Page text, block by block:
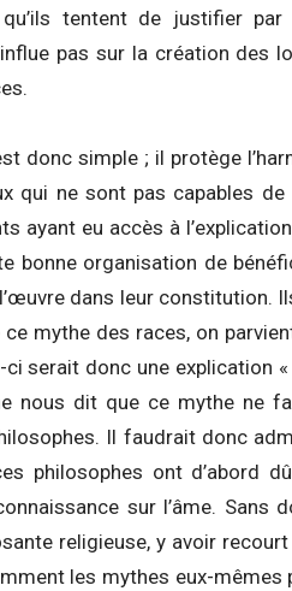
tentent de justifier par
pas sur la création des
donc simple ; il protège
ne sont pas capables de
ayant eu accès à
bonne organisation de
dans leur constitution.
mythe des races, on
serait donc une explication
nous dit que ce mythe ne
Il faudrait donc
philosophes ont d’abord
sur l’âme. Sans
religieuse, y avoir
les mythes eux-mêmes